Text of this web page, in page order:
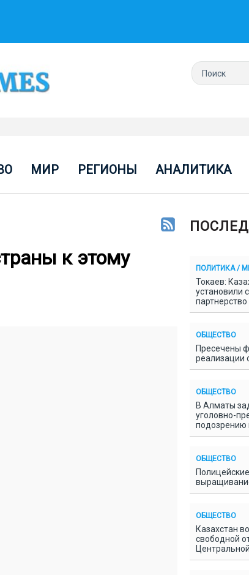
МИР РЕГИОНЫ АНАЛИТИКА
к этому
ПОЛИТИКА /
Токаев:
установили
партнерство
ОБЩЕСТВО
Пресечены
реализации
ОБЩЕСТВО
В Алматы
уголовно-
подозрению
ОБЩЕСТВО
ОБЩЕСТВО
Казахстан
свободной